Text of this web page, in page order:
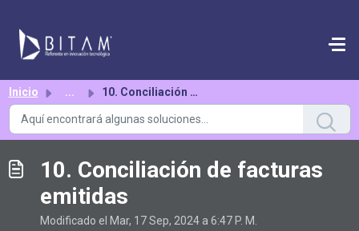
Inicio ... 10. Conciliación de facturas emitidas
10. Conciliación de facturas
emitidas
Modificado el Mar, 17 Sep, 2024 a 6:47 P. M.